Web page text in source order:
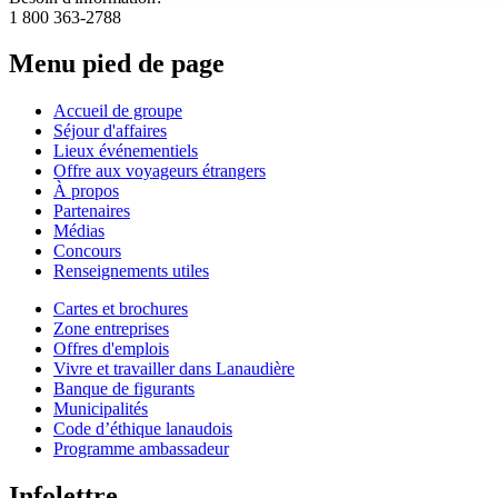
1 800 363-2788
Menu pied de page
Accueil de groupe
Séjour d'affaires
Lieux événementiels
Offre aux voyageurs étrangers
À propos
Partenaires
Médias
Concours
Renseignements utiles
Cartes et brochures
Zone entreprises
Offres d'emplois
Vivre et travailler dans Lanaudière
Banque de figurants
Municipalités
Code d’éthique lanaudois
Programme ambassadeur